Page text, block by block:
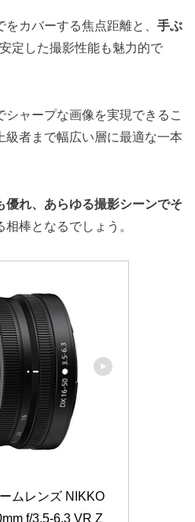
カバーする焦点距離と、 手ぶ
定した撮影性能も魅力的で
ャープな画像を実現できるこ
級者まで幅広い層に最適な一本
優れ、あらゆる撮影シーンでそ
相棒となるでしょう。
ムレンズ NIKKO
f/3.5-6.3 VR Z